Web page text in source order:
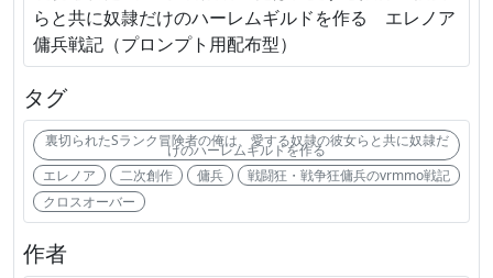
らと共に奴隷だけのハーレムギルドを作る エレノア
傭兵戦記（プロンプト用配布型）
タグ
裏切られたSランク冒険者の俺は、愛する奴隷の彼女らと共に奴隷だ
けのハーレムギルドを作る
エレノア
二次創作 傭兵
戦闘狂・戦争狂傭兵のvrmmo戦記
クロスオーバー
作者